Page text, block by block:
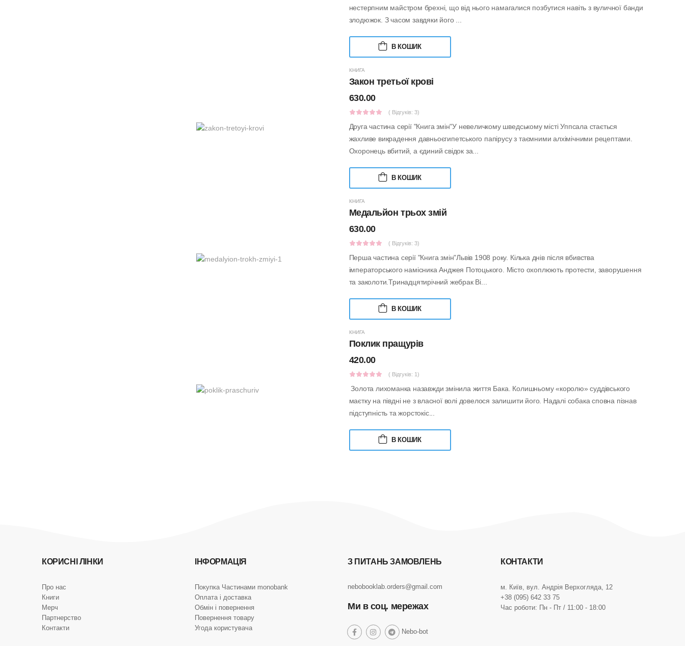
нестерпним майстром брехні, що від нього намагалися позбутися навіть з вуличної банди
злодюжок. З часом завдяки його ...
В КОШИК
КНИГА
Закон третьої крові
630.00
( Відгуків: 3)
Друга частина серії "Книга змін"У невеличкому шведському місті Уппсала стається
жахливе викрадення давньоєгипетського папірусу з таємними алхімічними рецептами.
Охоронець вбитий, а єдиний свідок за...
В КОШИК
КНИГА
Медальйон трьох змій
630.00
( Відгуків: 3)
Перша частина серії "Книга змін"Львів 1908 року. Кілька днів після вбивства
імператорського намісника Анджея Потоцького. Місто охоплюють протести, заворушення
та заколоти.Тринадцятирічний жебрак Ві...
В КОШИК
КНИГА
Поклик пращурів
420.00
( Відгуків: 1)
Золота лихоманка назавжди змінила життя Бака. Колишньому «королю» суддівського
маєтку на півдні не з власної волі довелося залишити його. Надалі собака сповна пізнав
підступність та жорстокіс...
В КОШИК
КОРИСНІ ЛІНКИ
Про нас
Книги
Мерч
Партнерство
Контакти
ІНФОРМАЦІЯ
Покупка Частинами monobank
Оплата і доставка
Обмін і повернення
Повернення товару
Угода користувача
З ПИТАНЬ ЗАМОВЛЕНЬ
nebobooklab.orders@gmail.com
Ми в соц. мережах
social social socialNebo-botsocial
КОНТАКТИ
м. Київ, вул. Андрія Верхогляда, 12
+38 (095) 642 33 75
Час роботи: Пн - Пт / 11:00 - 18:00